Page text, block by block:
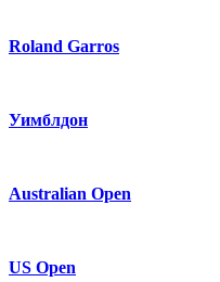
Roland Garros
Уимблдон
Australian Open
US Open